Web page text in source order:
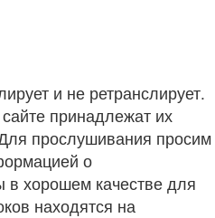
и не ретранслирует.
принадлежат их
прослушивания просим
о
в хорошем качестве для
находятся на